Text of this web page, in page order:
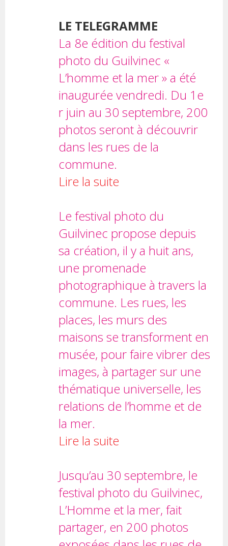
LE TELEGRAMME
La 8e édition du festival
photo du Guilvinec «
L’homme et la mer » a été
inaugurée vendredi. Du 1e
r juin au 30 septembre, 200
photos seront à découvrir
dans les rues de la
commune.
Lire la suite
Le festival photo du
Guilvinec propose depuis
sa création, il y a huit ans,
une promenade
photographique à travers la
commune. Les rues, les
places, les murs des
maisons se transforment en
musée, pour faire vibrer des
images, à partager sur une
thématique universelle, les
relations de l’homme et de
la mer.
Lire la suite
Jusqu’au 30 septembre, le
festival photo du Guilvinec,
L’Homme et la mer, fait
partager, en 200 photos